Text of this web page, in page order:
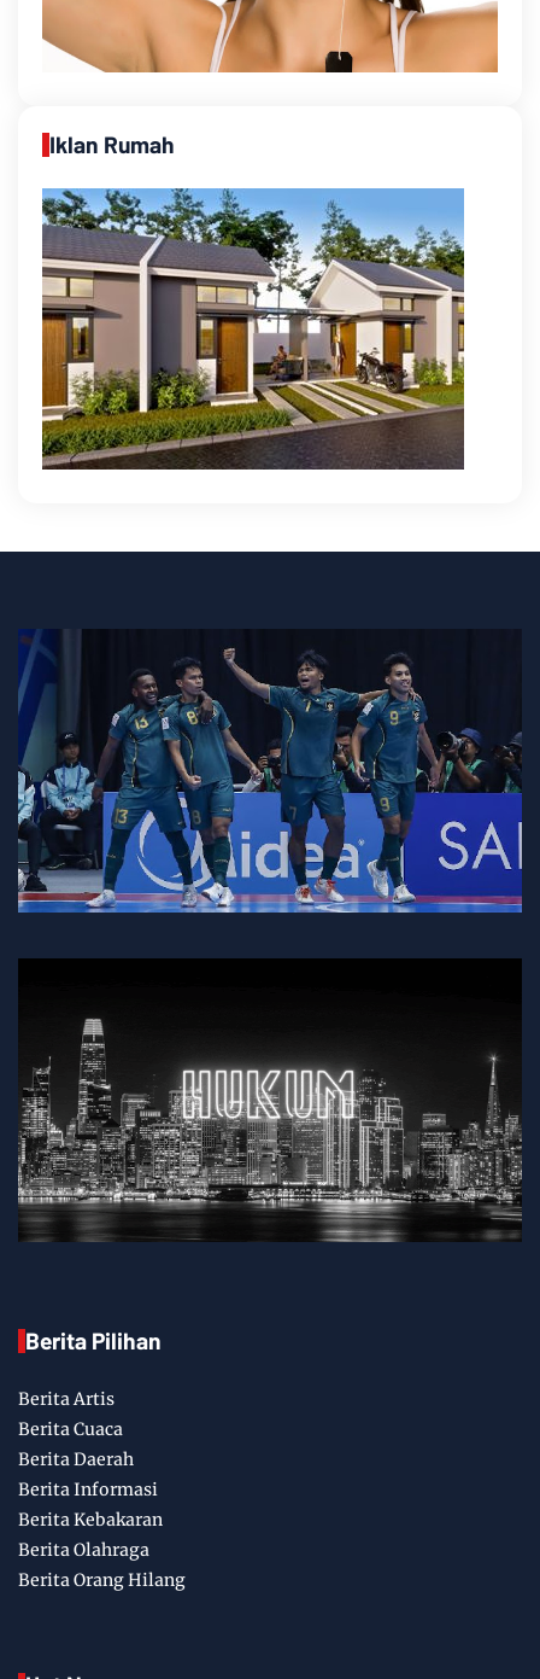
Iklan Rumah
Berita Pilihan
Berita Artis
Berita Cuaca
Berita Daerah
Berita Informasi
Berita Kebakaran
Berita Olahraga
Berita Orang Hilang